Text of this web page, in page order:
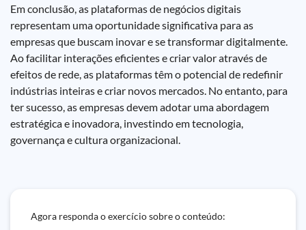
Em conclusão, as plataformas de negócios digitais
representam uma oportunidade significativa para as
empresas que buscam inovar e se transformar digitalmente.
Ao facilitar interações eficientes e criar valor através de
efeitos de rede, as plataformas têm o potencial de redefinir
indústrias inteiras e criar novos mercados. No entanto, para
ter sucesso, as empresas devem adotar uma abordagem
estratégica e inovadora, investindo em tecnologia,
governança e cultura organizacional.
Agora responda o exercício sobre o conteúdo: